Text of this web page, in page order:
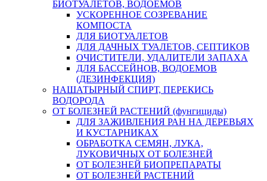
БИОТУАЛЕТОВ, ВОДОЕМОВ
УСКОРЕННОЕ СОЗРЕВАНИЕ
КОМПОСТА
ДЛЯ БИОТУАЛЕТОВ
ДЛЯ ДАЧНЫХ ТУАЛЕТОВ, СЕПТИКОВ
ОЧИСТИТЕЛИ, УДАЛИТЕЛИ ЗАПАХА
ДЛЯ БАССЕЙНОВ, ВОДОЕМОВ
(ДЕЗИНФЕКЦИЯ)
НАШАТЫРНЫЙ СПИРТ, ПЕРЕКИСЬ
ВОДОРОДА
ОТ БОЛЕЗНЕЙ РАСТЕНИЙ (фунгициды)
ДЛЯ ЗАЖИВЛЕНИЯ РАН НА ДЕРЕВЬЯХ
И КУСТАРНИКАХ
ОБРАБОТКА СЕМЯН, ЛУКА,
ЛУКОВИЧНЫХ ОТ БОЛЕЗНЕЙ
ОТ БОЛЕЗНЕЙ БИОПРЕПАРАТЫ
ОТ БОЛЕЗНЕЙ РАСТЕНИЙ